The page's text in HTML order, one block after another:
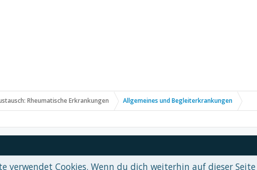
Rheumatische Erkrankungen Allgemeines und Begleiterkrankungen
verwendet Cookies. Wenn du dich weiterhin auf dieser